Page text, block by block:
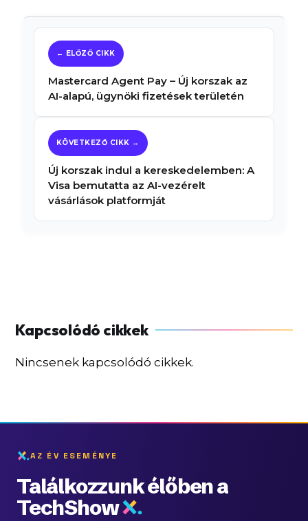
Mastercard Agent Pay – Új korszak az
AI-alapú, ügynöki fizetések területén
Új korszak indul a kereskedelemben: A
Visa bemutatta az AI-vezérelt
vásárlások platformját
Nincsenek kapcsolódó cikkek.
AZ ÉV ESEMÉNYE
Találkozzunk élőben a
TechShow